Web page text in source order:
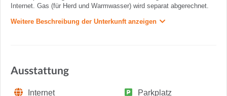
Internet. Gas (für Herd und Warmwasser) wird separat abgerechnet.
Weitere Beschreibung der Unterkunft anzeigen
Ausstattung
Internet Parkplatz